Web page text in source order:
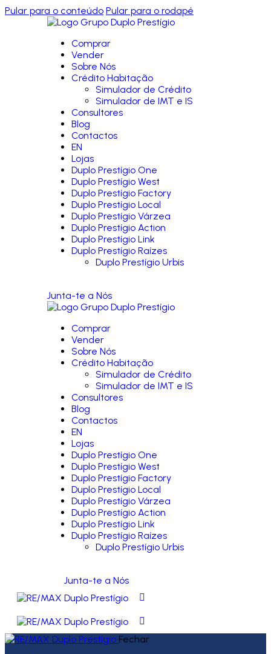
Pular para o conteúdo Pular para o rodapé
Comprar
Vender
Sobre Nós
Crédito Habitação
Simulador de Crédito
Simulador de IMT e IS
Consultores
Blog
Contactos
EN
Lojas
Duplo Prestígio One
Duplo Prestígio West
Duplo Prestígio Factory
Duplo Prestígio Local
Duplo Prestígio Várzea
Duplo Prestígio Action
Duplo Prestígio Link
Duplo Prestígio Raízes
Duplo Prestígio Urbis
Junta-te a Nós
Comprar
Vender
Sobre Nós
Crédito Habitação
Simulador de Crédito
Simulador de IMT e IS
Consultores
Blog
Contactos
EN
Lojas
Duplo Prestígio One
Duplo Prestígio West
Duplo Prestígio Factory
Duplo Prestígio Local
Duplo Prestígio Várzea
Duplo Prestígio Action
Duplo Prestígio Link
Duplo Prestígio Raízes
Duplo Prestígio Urbis
Junta-te a Nós
Fechar